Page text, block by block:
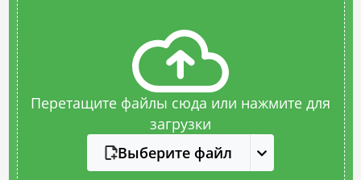
Перетащите файлы сюда или нажмите для
загрузки
Выберите файл